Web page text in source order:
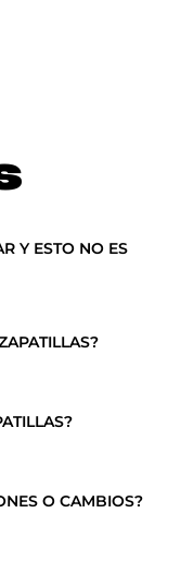
Y ESTO NO ES
O CAMBIOS?